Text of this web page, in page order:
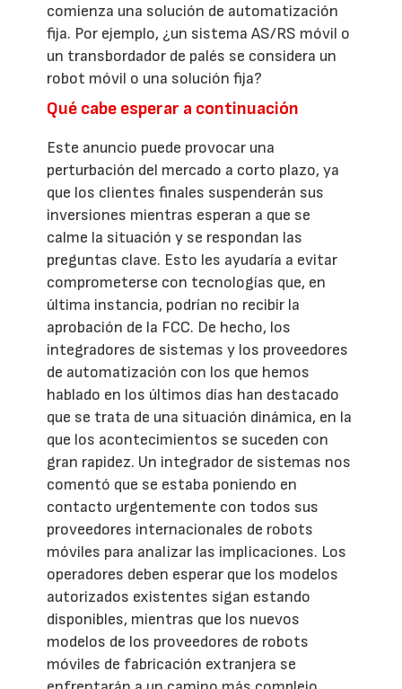
comienza una solución de automatización
fija. Por ejemplo, ¿un sistema AS/RS móvil o
un transbordador de palés se considera un
robot móvil o una solución fija?
Qué cabe esperar a continuación
Este anuncio puede provocar una
perturbación del mercado a corto plazo, ya
que los clientes finales suspenderán sus
inversiones mientras esperan a que se
calme la situación y se respondan las
preguntas clave. Esto les ayudaría a evitar
comprometerse con tecnologías que, en
última instancia, podrían no recibir la
aprobación de la FCC. De hecho, los
integradores de sistemas y los proveedores
de automatización con los que hemos
hablado en los últimos días han destacado
que se trata de una situación dinámica, en la
que los acontecimientos se suceden con
gran rapidez. Un integrador de sistemas nos
comentó que se estaba poniendo en
contacto urgentemente con todos sus
proveedores internacionales de robots
móviles para analizar las implicaciones. Los
operadores deben esperar que los modelos
autorizados existentes sigan estando
disponibles, mientras que los nuevos
modelos de los proveedores de robots
móviles de fabricación extranjera se